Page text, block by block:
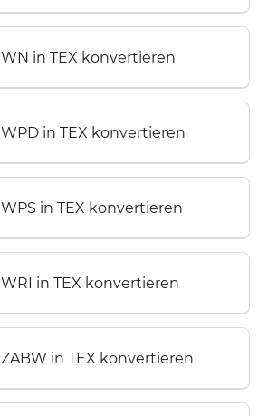
WN in TEX konvertieren
WPD in TEX konvertieren
WPS in TEX konvertieren
WRI in TEX konvertieren
ZABW in TEX konvertieren